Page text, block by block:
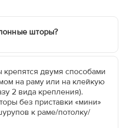
шторы?
двумя способами
на раму или на клейкую
2 вида крепления).
без приставки «мини»
к раме/потолку/